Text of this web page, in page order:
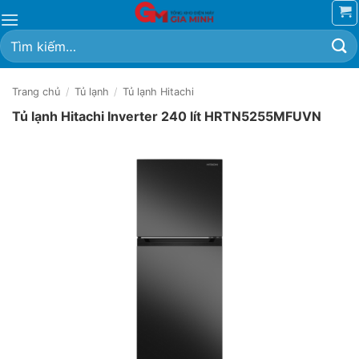
qua
nội
dung
Tìm
kiếm:
Trang chủ / Tủ lạnh / Tủ lạnh Hitachi
Tủ lạnh Hitachi Inverter 240 lít HRTN5255MFUVN